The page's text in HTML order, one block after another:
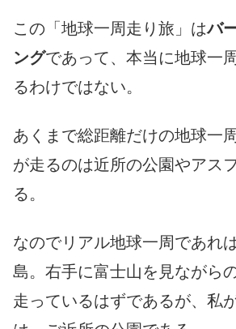
この「地球一周走り旅」はバ
ングであって、本当に地球一
るわけではない。
あくまで総距離だけの地球一
が走るのは近所の公園やアス
る。
なのでリアル地球一周であれ
島。右手に富士山を見ながら
走っているはずであるが、私